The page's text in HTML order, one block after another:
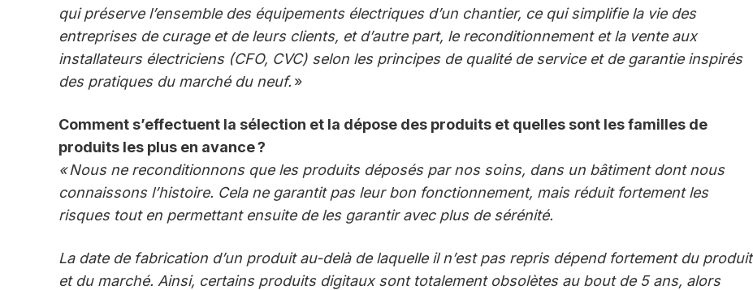
qui préserve l’ensemble des équipements électriques d’un chantier, ce qui simplifie la vie des
entreprises de curage et de leurs clients, et d’autre part, le reconditionnement et la vente aux
installateurs électriciens (CFO, CVC) selon les principes de qualité de service et de garantie inspirés
des pratiques du marché du neuf. »
Comment s’effectuent la sélection et la dépose des produits et quelles sont les familles de
produits les plus en avance ?
« Nous ne reconditionnons que les produits déposés par nos soins, dans un bâtiment dont nous
connaissons l’histoire. Cela ne garantit pas leur bon fonctionnement, mais réduit fortement les
risques tout en permettant ensuite de les garantir avec plus de sérénité.
La date de fabrication d’un produit au-delà de laquelle il n’est pas repris dépend fortement du produit
et du marché. Ainsi, certains produits digitaux sont totalement obsolètes au bout de 5 ans, alors